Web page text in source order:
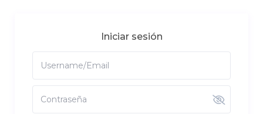
Iniciar sesión